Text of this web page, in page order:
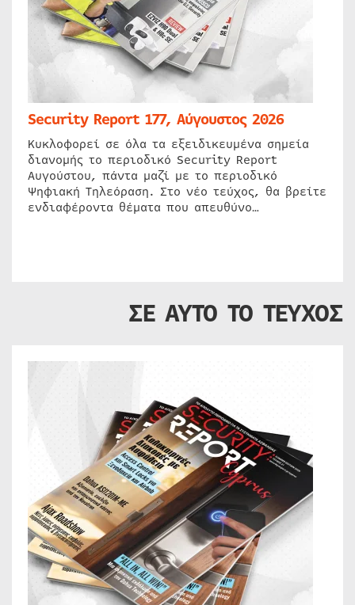
Security Report 177, Αύγουστος 2026
Κυκλοφορεί σε όλα τα εξειδικευμένα σημεία
διανομής το περιοδικό Security Report
Αυγούστου, πάντα μαζί με το περιοδικό
Ψηφιακή Τηλεόραση. Στο νέο τεύχος, θα βρείτε
ενδιαφέροντα θέματα που απευθύνο…
ΣΕ ΑΥΤΟ ΤΟ ΤΕΥΧΟΣ